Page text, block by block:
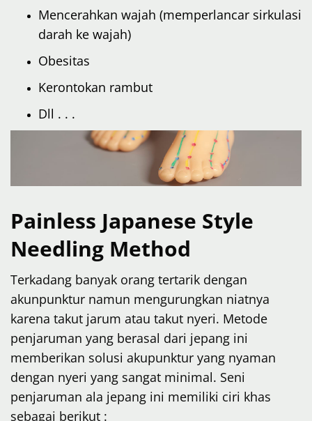
Mencerahkan wajah (memperlancar sirkulasi
darah ke wajah)
Obesitas
Kerontokan rambut
Dll . . .
Painless Japanese Style
Needling Method
Terkadang banyak orang tertarik dengan
akunpunktur namun mengurungkan niatnya
karena takut jarum atau takut nyeri. Metode
penjaruman yang berasal dari jepang ini
memberikan solusi akupunktur yang nyaman
dengan nyeri yang sangat minimal. Seni
penjaruman ala jepang ini memiliki ciri khas
sebagai berikut :